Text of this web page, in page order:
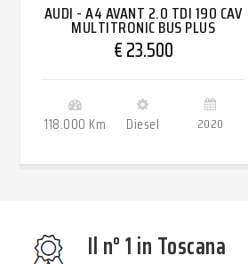
AUDI - A4 AVANT 2.0 TDI 190 CAV
MULTITRONIC BUS PLUS
€ 23.500
118.000 Km Diesel 2020
Il n° 1 in Toscana